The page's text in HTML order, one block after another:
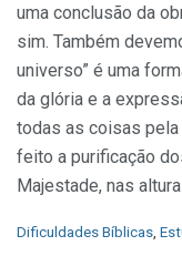
uma conclusão da
sim. Também
universo” é uma
da glória e a
todas as coisas
feito a purificação
Majestade, nas
C
Dificuldades Bíblicas